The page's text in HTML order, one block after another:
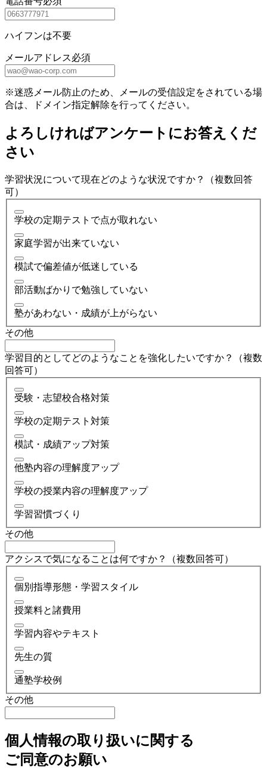
ハイフンは不要
メールアドレス必須
※迷惑メール防止のため、メールの受信設定をされている場
合は、ドメイン指定解除を行ってください。
よろしければアンケートにお答えくだ
さい
学習状況について現在どのような状況ですか？（複数回答
可）
学校の定期テストで点が取れない
家庭学習が出来ていない
模試で偏差値が低迷している
部活動ばかりで勉強していない
塾があわない・成績が上がらない
その他
学習目的としてどのようなことを強化したいですか？（複数
回答可）
受験・志望校合格対策
学校の定期テスト対策
模試・成績アップ対策
他塾内容の理解度アップ
学校の授業内容の理解度アップ
学習習慣づくり
その他
アクシスで気になることは何ですか？（複数回答可）
個別指導形態・学習スタイル
授業料と諸費用
学習内容やテキスト
先生の質
通塾学校例
その他
個人情報の取り扱いに関する
ご同意のお願い